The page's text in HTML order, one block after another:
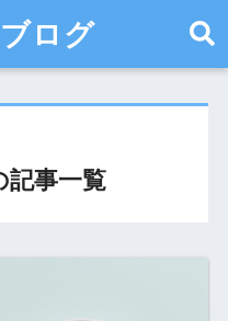
ログ
記事一覧